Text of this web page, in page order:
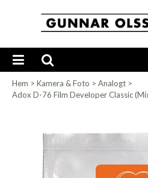
Hem > Kamera & Foto > Analogt >
Adox D-76 Film Developer Classic